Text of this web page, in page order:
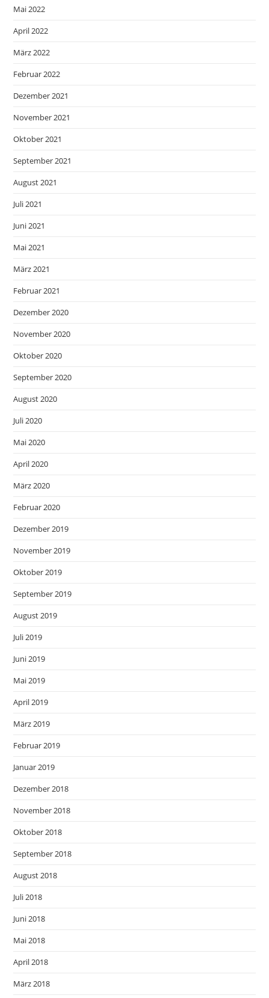
Mai 2022
April 2022
März 2022
Februar 2022
Dezember 2021
November 2021
Oktober 2021
September 2021
August 2021
Juli 2021
Juni 2021
Mai 2021
März 2021
Februar 2021
Dezember 2020
November 2020
Oktober 2020
September 2020
August 2020
Juli 2020
Mai 2020
April 2020
März 2020
Februar 2020
Dezember 2019
November 2019
Oktober 2019
September 2019
August 2019
Juli 2019
Juni 2019
Mai 2019
April 2019
März 2019
Februar 2019
Januar 2019
Dezember 2018
November 2018
Oktober 2018
September 2018
August 2018
Juli 2018
Juni 2018
Mai 2018
April 2018
März 2018